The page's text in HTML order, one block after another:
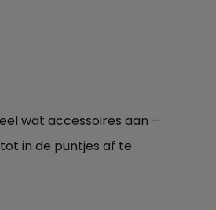
wat accessoires aan –
in de puntjes af te